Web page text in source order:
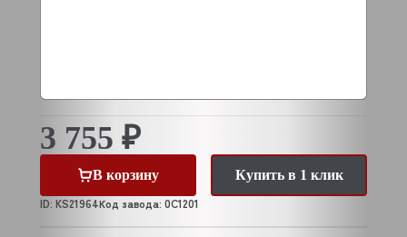
3 755 ₽
В корзину
Купить в 1 клик
ID: KS21964Код завода: 0C1201